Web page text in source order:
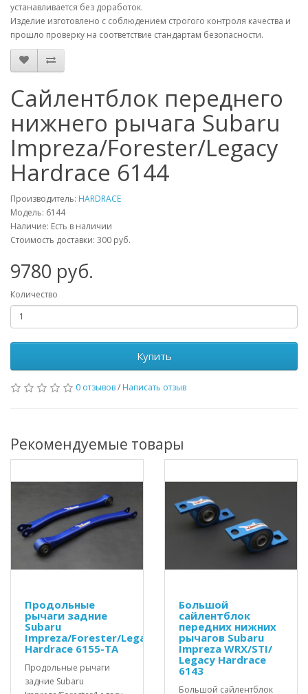
устанавливается без доработок.
Изделие изготовлено с соблюдением строгого контроля качества и
прошло проверку на соответствие стандартам безопасности.
Сайлентблок переднего
нижнего рычага Subaru
Impreza/Forester/Legacy
Hardrace 6144
Производитель: HARDRACE
Модель: 6144
Наличие: Есть в наличии
Стоимость доставки: 300 руб.
9780 руб.
Количество
Купить
0 отзывов/ Написать отзыв
Рекомендуемые товары
Продольные
рычаги задние
Subaru
Impreza/Forester/Legacy
Hardrace 6155-TA
Продольные рычаги
задние Subaru
Большой
сайлентблок
передних нижних
рычагов Subaru
Impreza WRX/STI/
Legacy Hardrace
6143
Большой сайлентблок